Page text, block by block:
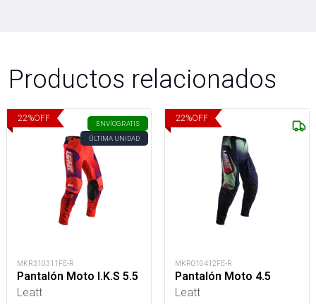
Productos relacionados
22%OFF
ENVÍOGRATIS
ÚLTIMA UNIDAD
MKR310311FE-R
Pantalón Moto I.K.S 5.5
Leatt
22%OFF
MKR010412FE-R
Pantalón Moto 4.5
Leatt